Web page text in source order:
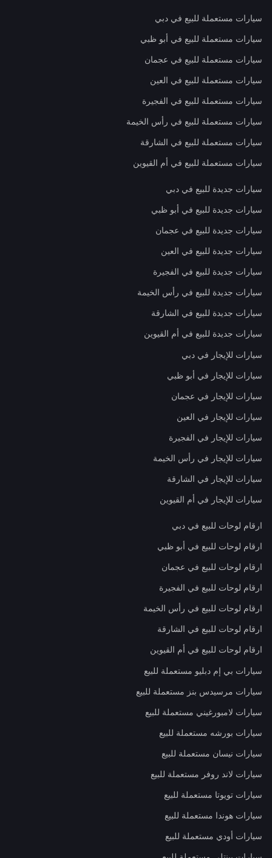
سيارات مستعملة للبيع في دبي
سيارات مستعملة للبيع في أبو ظبي
سيارات مستعملة للبيع في عجمان
سيارات مستعملة للبيع في العين
سيارات مستعملة للبيع في الفجيرة
سيارات مستعملة للبيع في رأس الخيمة
سيارات مستعملة للبيع في الشارقة
سيارات مستعملة للبيع في أم القيوين
سيارات جديدة للبيع في دبي
سيارات جديدة للبيع في أبو ظبي
سيارات جديدة للبيع في عجمان
سيارات جديدة للبيع في العين
سيارات جديدة للبيع في الفجيرة
سيارات جديدة للبيع في رأس الخيمة
سيارات جديدة للبيع في الشارقة
سيارات جديدة للبيع في أم القيوين
سيارات للإيجار في دبي
سيارات للإيجار في أبو ظبي
سيارات للإيجار في عجمان
سيارات للإيجار في العين
سيارات للإيجار في الفجيرة
سيارات للإيجار في رأس الخيمة
سيارات للإيجار في الشارقة
سيارات للإيجار في أم القيوين
ارقام لوحات للبيع في دبي
ارقام لوحات للبيع في أبو ظبي
ارقام لوحات للبيع في عجمان
ارقام لوحات للبيع في الفجيرة
ارقام لوحات للبيع في رأس الخيمة
ارقام لوحات للبيع في الشارقة
ارقام لوحات للبيع في أم القيوين
سيارات بي إم دبليو مستعملة للبيع
سيارات مرسيدس بنز مستعملة للبيع
سيارات لامبورغيني مستعملة للبيع
سيارات بورشه مستعملة للبيع
سيارات نيسان مستعملة للبيع
سيارات لاند روفر مستعملة للبيع
سيارات تويوتا مستعملة للبيع
سيارات هوندا مستعملة للبيع
سيارات أودي مستعملة للبيع